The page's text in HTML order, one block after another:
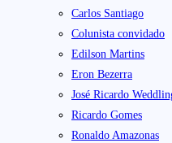
Carlos Santiago
Colunista convidado
Edilson Martins
Eron Bezerra
José Ricardo
Ricardo Gomes
Ronaldo Amazonas